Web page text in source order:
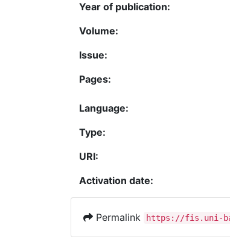
Year of publication:
Volume:
Issue:
Pages:
Language:
Type:
URI:
Activation date:
Permalink https://fis.uni-